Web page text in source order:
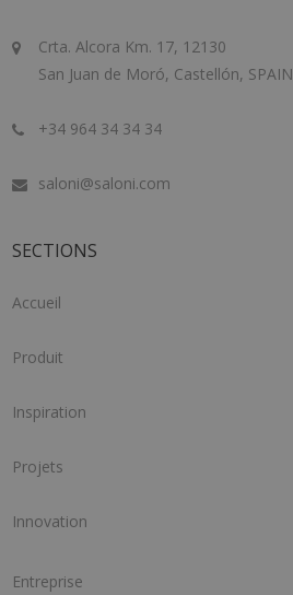
Crta. Alcora Km. 17, 12130
San Juan de Moró, Castellón, SPAIN
+34 964 34 34 34
saloni@saloni.com
SECTIONS
Accueil
Produit
Inspiration
Projets
Innovation
Entreprise